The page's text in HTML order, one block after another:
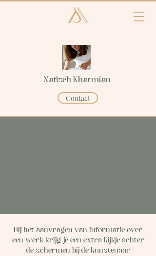
Nafiseh Khatmian
Contact
Bij het aanvragen van informatie over
een werk krijg je een extra kijkje achter
de schermen bij de kunstenaar